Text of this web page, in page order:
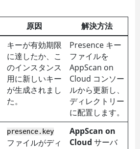
原因
解決方法
キーが有効期限
に達したか、こ
のインスタンス
用に新しいキー
が生成されまし
た。
Presence キー
ファイルを
AppScan on
Cloud コンソー
ルから更新し、
ディレクトリー
に配置します。
presence.key
ファイルがディ
AppScan on
Cloud サーバ